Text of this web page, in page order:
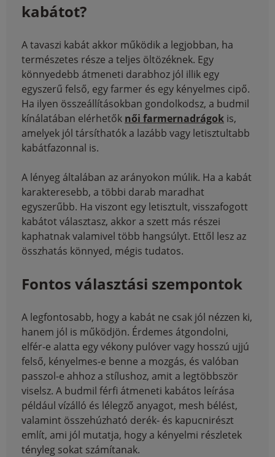
kabátot?
A tavaszi kabát akkor működik a legjobban, ha
természetes része a teljes öltözéknek. Egy
könnyedebb átmeneti darabhoz jól illik egy
egyszerű felső, egy farmer és egy kényelmes cipő.
Ha ilyen összeállításokban gondolkodsz, a budmil
kínálatában elérhetők női farmernadrágok is,
amelyek jól társíthatók a lazább vagy letisztultabb
kabátfazonnal is.
A lényeg általában az arányokon múlik. Ha a kabát
karakteresebb, a többi darab maradhat
egyszerűbb. Ha viszont egy letisztult, visszafogott
kabátot választasz, akkor a szett más részei
kaphatnak valamivel több hangsúlyt. Ettől lesz az
összhatás könnyed, mégis tudatos.
Fontos választási szempontok
A legfontosabb, hogy a kabát ne csak jól nézzen ki,
hanem jól is működjön. Érdemes átgondolni,
elfér-e alatta egy vékony pulóver vagy hosszú ujjú
felső, kényelmes-e benne a mozgás, és valóban
passzol-e ahhoz a stílushoz, amit a legtöbbször
viselsz. A budmil férfi átmeneti kabátos leírása
például vízálló és lélegző anyagot, mesh bélést,
valamint összehúzható derék- és kapucnirészt
említ, ami jól mutatja, hogy a kényelmi részletek
tényleg sokat számítanak.